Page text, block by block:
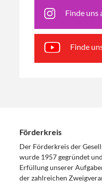
Finde uns
Finde
Förderkreis
Der Förderkreis der
wurde 1957 gegründet
Erfüllung unserer
der zahlreichen